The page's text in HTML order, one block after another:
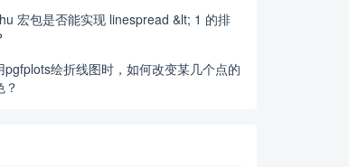
宏包是否能实现 linespread &lt; 1 的排
pgfplots绘折线图时，如何改变某几个点的
？